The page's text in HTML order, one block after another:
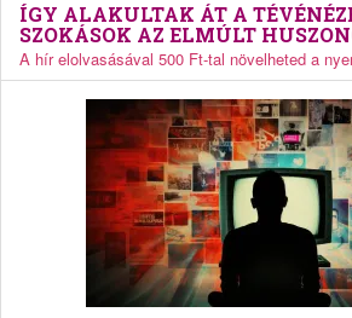
ÍGY ALAKULTAK ÁT A
SZOKÁSOK AZ ELMÚLT
A hír elolvasásával 500 Ft-tal növelheted a